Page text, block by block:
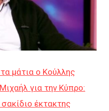
μάτια ο Κούλλης
για την Κύπρο:
έκτακτης